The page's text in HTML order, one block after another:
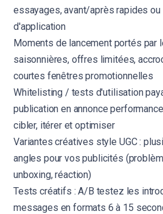
essayages, avant/après rapides
d'application
Moments de lancement portés par
saisonnières, offres limitées,
courtes fenêtres promotionnelles
Whitelisting / tests d'utilisation
publication en annonce
cibler, itérer et optimiser
Variantes créatives style UGC :
angles pour vos publicités
unboxing, réaction)
Tests créatifs : A/B testez les
messages en formats 6 à 15